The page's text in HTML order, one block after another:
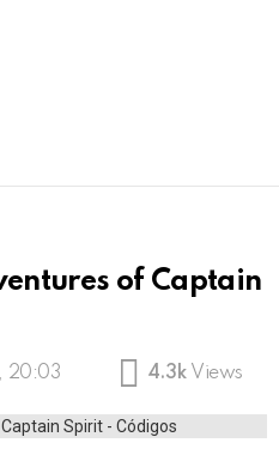
of Captain
20:03 4.3k Views